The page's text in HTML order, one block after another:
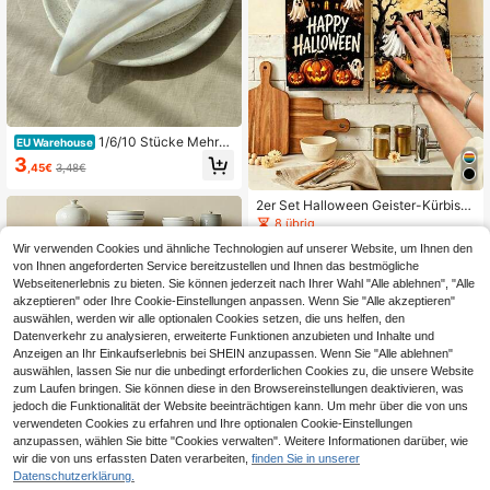
EU Warehouse 1/6/10 Stücke Mehrgr
ößen einfarbig weiße hautfreundlic
he gewaschene Baumwollserviette
3 ,45€ 3,48€
2er Set Halloween Geister-Kürbis-
Muster Küchen-Spültuch, Badetuc
maschinenwaschbar, Tisch-Deko,
Geburtstagsgeschenk, Einweihungs
geschenk, Heim-Deko, Küchenzub
ehör, Party-Geschenk, Halloween-
Deko, Halloween-Zubehör, Winter-
Deko
8 übrig
5,18€
Wir verwenden Cookies und ähnliche Technologien auf unserer Website, um Ihnen den
von Ihnen angeforderten Service bereitzustellen und Ihnen das bestmögliche
Webseitenerlebnis zu bieten. Sie können jederzeit nach Ihrer Wahl "Alle ablehnen", "Alle
akzeptieren" oder Ihre Cookie-Einstellungen anpassen. Wenn Sie "Alle akzeptieren"
auswählen, werden wir alle optionalen Cookies setzen, die uns helfen, den
Datenverkehr zu analysieren, erweiterte Funktionen anzubieten und Inhalte und
Anzeigen an Ihr Einkaufserlebnis bei SHEIN anzupassen. Wenn Sie "Alle ablehnen"
auswählen, lassen Sie nur die unbedingt erforderlichen Cookies zu, die unsere Website
zum Laufen bringen. Sie können diese in den Browsereinstellungen deaktivieren, was
jedoch die Funktionalität der Website beeinträchtigen kann. Um mehr über die von uns
verwendeten Cookies zu erfahren und Ihre optionalen Cookie-Einstellungen
anzupassen, wählen Sie bitte "Cookies verwalten". Weitere Informationen darüber, wie
wir die von uns erfassten Daten verarbeiten, finden Sie in unserer
Datenschutzerklärung.